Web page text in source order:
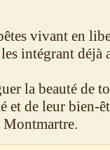
vivant en
intégrant déjà
la beauté de
et de leur bien-
Montmartre.